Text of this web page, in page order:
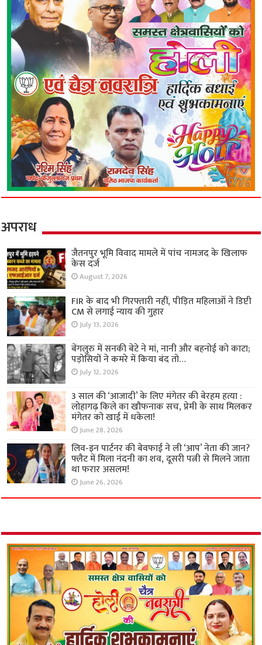
अपराध
जैतनपुर भूमि विवाद मामले में पांच नामजद के खिलाफ
केस दर्ज
August 7, 2026
FIR के बाद भी गिरफ्तारी नहीं, पीड़ित महिलाओं ने डिप्टी
CM से लगाई न्याय की गुहार
July 13, 2026
बेंगलुरु में सनकी बेटे ने मां, नानी और बहनोई को काटा;
पड़ोसियों ने कमरे में किया बंद तो…
July 12, 2026
3 साल की ‘आजादी’ के लिए मंगेतर की बेरहम हत्या :
लोहागढ़ किले का खौफनाक सच, प्रेमी के साथ मिलकर
मंगेतर को खाई में धकेला!
June 28, 2026
लिव-इन पार्टनर की बेवफाई ने ली ‘आप’ नेता की जान?
फ्लैट में मिला नंदनी का शव, दूसरी पत्नी से मिलने जाता
था फरार असलम!
June 26, 2026